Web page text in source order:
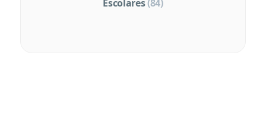
Escolares(84)